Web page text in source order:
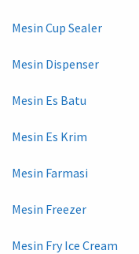
Mesin Cup Sealer
Mesin Dispenser
Mesin Es Batu
Mesin Es Krim
Mesin Farmasi
Mesin Freezer
Mesin Fry Ice Cream